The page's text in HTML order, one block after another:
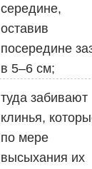
середине,
оставив
посередине
в 5–6 см;
туда забивают
клинья,
по мере
высыхания их